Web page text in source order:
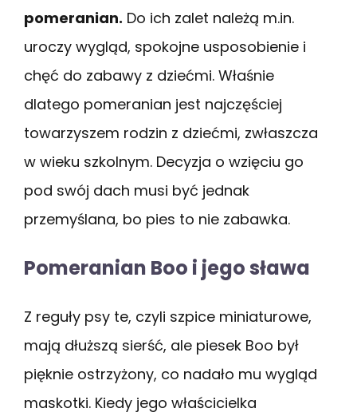
pomeranian. Do ich zalet należą m.in.
uroczy wygląd, spokojne usposobienie i
chęć do zabawy z dziećmi. Właśnie
dlatego pomeranian jest najczęściej
towarzyszem rodzin z dziećmi, zwłaszcza
w wieku szkolnym. Decyzja o wzięciu go
pod swój dach musi być jednak
przemyślana, bo pies to nie zabawka.
Pomeranian Boo i jego sława
Z reguły psy te, czyli szpice miniaturowe,
mają dłuższą sierść, ale piesek Boo był
pięknie ostrzyżony, co nadało mu wygląd
maskotki. Kiedy jego właścicielka